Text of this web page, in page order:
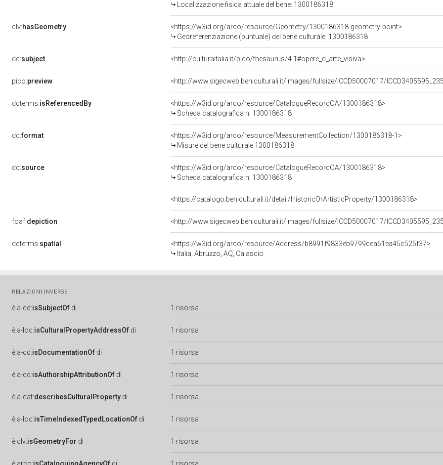
Localizzazione fisica attuale del bene: 1300186318
clv:hasGeometry
<https://w3id.org/arco/resource/Geometry/1300186318-geometry-point>
Georeferenziazione (puntuale) del bene culturale: 1300186318
dc:subject <http://culturaitalia.it/pico/thesaurus/4.1#opere_d_arte_visiva>
pico:preview <http://www.sigecweb.beniculturali.it/images/fullsize/ICCD50007017/
dcterms:isReferencedBy
<https://w3id.org/arco/resource/CatalogueRecordOA/1300186318>
Scheda catalografica n: 1300186318
dc:format
<https://w3id.org/arco/resource/MeasurementCollection/1300186318-1>
Misure del bene culturale 1300186318
dc:source
<https://w3id.org/arco/resource/CatalogueRecordOA/1300186318>
Scheda catalografica n: 1300186318
<https://catalogo.beniculturali.it/detail/HistoricOrArtisticProperty/1300186318>
foaf:depiction <http://www.sigecweb.beniculturali.it/images/fullsize/ICCD50007017/
dcterms:spatial
<https://w3id.org/arco/resource/Address/b8991f9833eb9799cea61ea45c525f37>
Italia, Abruzzo, AQ, Calascio
RELAZIONI INVERSE
è a-cd:isSubjectOf di 1 risorsa
è a-loc:isCulturalPropertyAddressOf di 1 risorsa
è a-cd:isDocumentationOf di 1 risorsa
è a-cd:isAuthorshipAttributionOf di 1 risorsa
è a-cat:describesCulturalProperty di 1 risorsa
è a-loc:isTimeIndexedTypedLocationOf di 1 risorsa
è clv:isGeometryFor di 1 risorsa